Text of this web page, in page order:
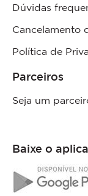
Dúvidas
Cancelamento
Política de
Parceiros
Seja um
Baixe o